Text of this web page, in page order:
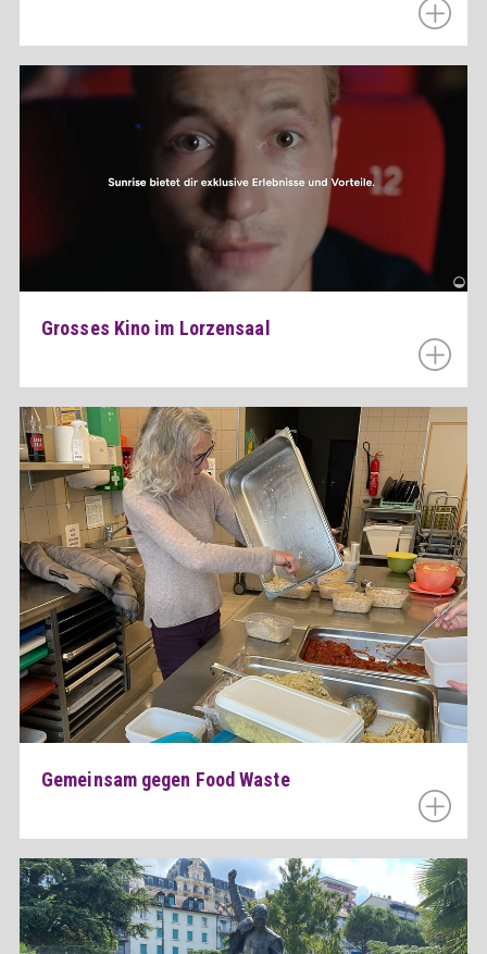
Grosses Kino im Lorzensaal
Gemeinsam gegen Food Waste